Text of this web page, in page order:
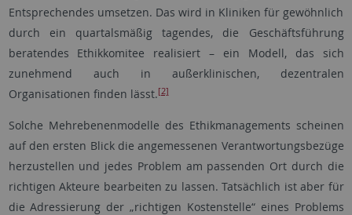
Entsprechendes umsetzen. Das wird in Kliniken für gewöhnlich
durch ein quartalsmäßig tagendes, die Geschäftsführung
beratendes Ethikkomitee realisiert – ein Modell, das sich
zunehmend auch in außerklinischen, dezentralen
Organisationen finden lässt.[2]
Solche Mehrebenenmodelle des Ethikmanagements scheinen
auf den ersten Blick die angemessenen Verantwortungsbezüge
herzustellen und jedes Problem am passenden Ort durch die
richtigen Akteure bearbeiten zu lassen. Tatsächlich ist aber für
die Adressierung der „richtigen Kostenstelle“ eines Problems